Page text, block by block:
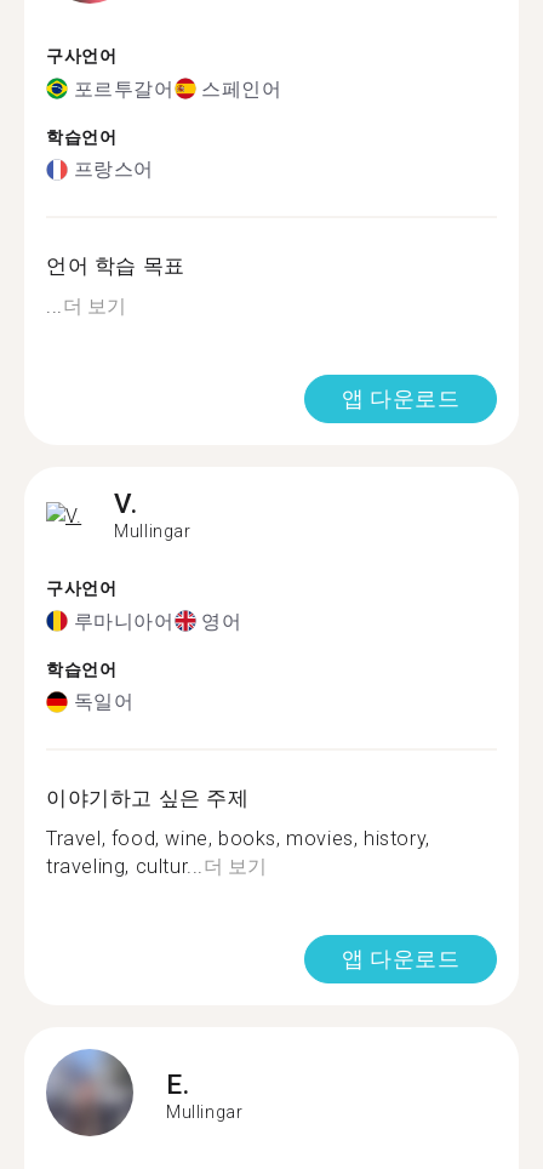
구사언어
포르투갈어 스페인어
학습언어
프랑스어
언어 학습 목표
...더 보기
앱 다운로드
V.
Mullingar
구사언어
루마니아어 영어
학습언어
독일어
이야기하고 싶은 주제
Travel, food, wine, books, movies, history,
traveling, cultur...더 보기
앱 다운로드
E.
Mullingar